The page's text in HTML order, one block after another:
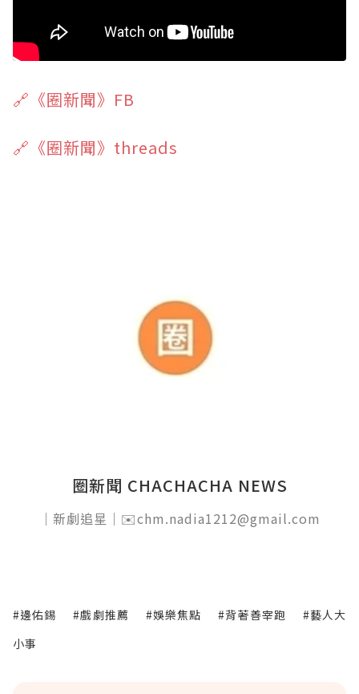
🔗《圈新聞》FB
🔗《圈新聞》threads
圈新聞 CHACHACHA NEWS
｜新劇追星｜✉️chm.nadia1212@gmail.com
#邊佑錫 #戲劇推薦 #娛樂焦點 #背著善宰跑
#藝人大
小事